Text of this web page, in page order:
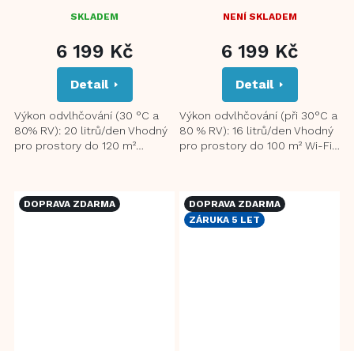
SKLADEM
6 199 Kč
Detail
Výkon odvlhčování (30 °C a
80% RV): 20 litrů/den Vhodný
pro prostory do 120 m²
NENÍ SKLADEM
6 199 Kč
Detail
Výkon odvlhčování (při 30°C a
80 % RV): 16 litrů/den Vhodný
pro prostory do 100 m² Wi-Fi
DOPRAVA ZDARMA
DOPRAVA ZDARMA
ZÁRUKA 5 LET